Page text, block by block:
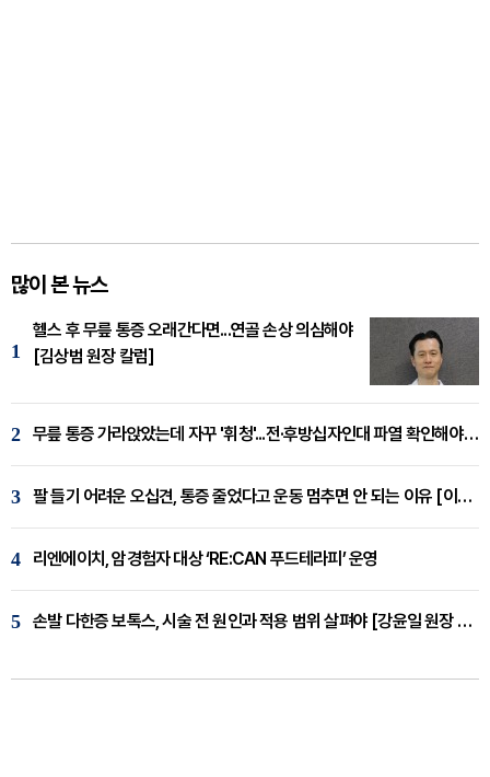
많이 본 뉴스
1
헬스 후 무릎 통증 오래간다면...연골 손상 의심해야
[김상범 원장 칼럼]
2 무릎 통증 가라앉았는데 자꾸 '휘청'...전·후방십자인대 파열 확인해야 [곽우경 원장 칼럼]
3 팔 들기 어려운 오십견, 통증 줄었다고 운동 멈추면 안 되는 이유 [이병욱 원장 칼럼]
4 리엔에이치, 암경험자 대상 ‘RE:CAN 푸드테라피’ 운영
5 손발 다한증 보톡스, 시술 전 원인과 적용 범위 살펴야 [강윤일 원장 칼럼]